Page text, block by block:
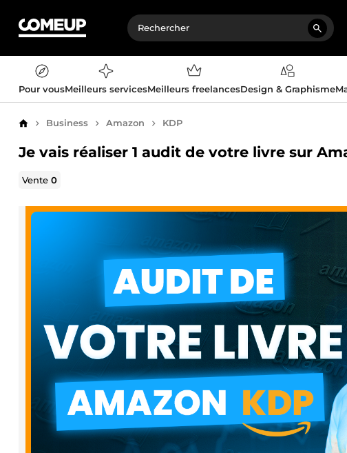
Pour vousMeilleurs servicesMeilleurs freelancesDesign & Graphisme
AccueilBusiness Amazon KDP
Je vais réaliser 1 audit de votre livre sur
Vente0